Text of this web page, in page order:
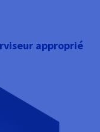
approprié